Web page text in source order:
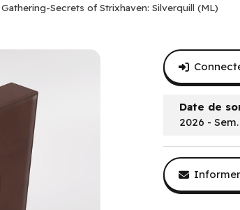
Secrets of Strixhaven: Silverquill (ML)
Date de
2026 -